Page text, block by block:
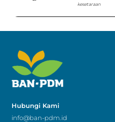
kesetaraan
Hubungi Kami
info@ban-pdm.id